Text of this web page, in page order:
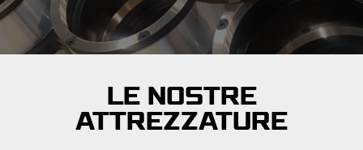
LE NOSTRE
ATTREZZATURE